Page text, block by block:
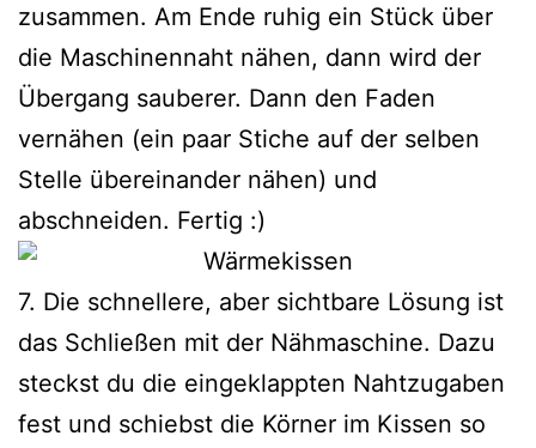
zusammen. Am Ende ruhig ein Stück über
die Maschinennaht nähen, dann wird der
Übergang sauberer. Dann den Faden
vernähen (ein paar Stiche auf der selben
Stelle übereinander nähen) und
abschneiden. Fertig :)
7. Die schnellere, aber sichtbare Lösung ist
das Schließen mit der Nähmaschine. Dazu
steckst du die eingeklappten Nahtzugaben
fest und schiebst die Körner im Kissen so